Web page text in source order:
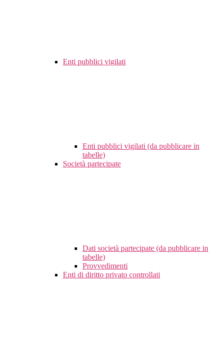
Enti pubblici vigilati
Enti pubblici vigilati (da pubblicare in
tabelle)
Società partecipate
Dati società partecipate (da pubblicare in
tabelle)
Provvedimenti
Enti di diritto privato controllati